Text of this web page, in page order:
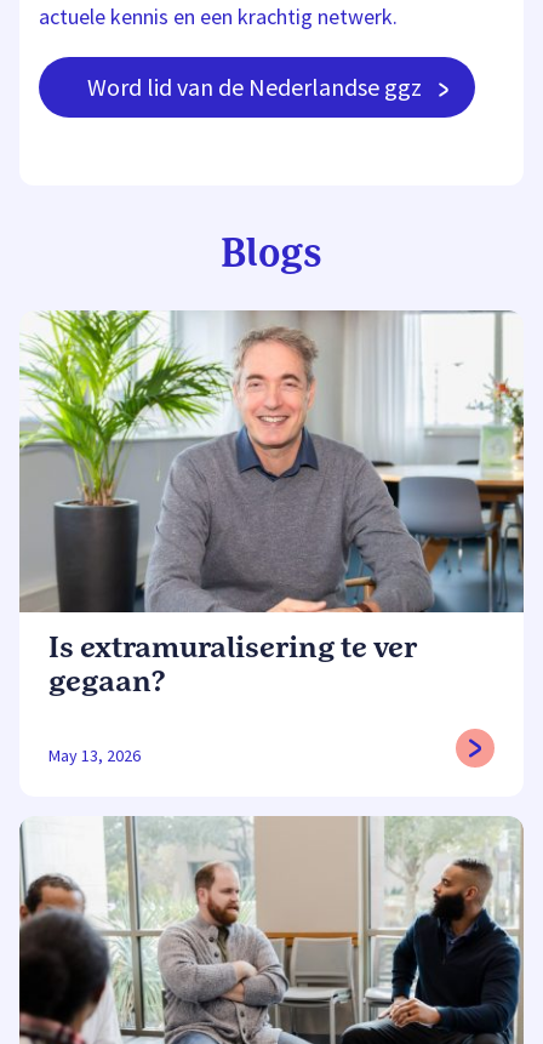
actuele kennis en een krachtig netwerk.
Word lid van de Nederlandse ggz
Blogs
Is extramuralisering te ver
gegaan?
May 13, 2026